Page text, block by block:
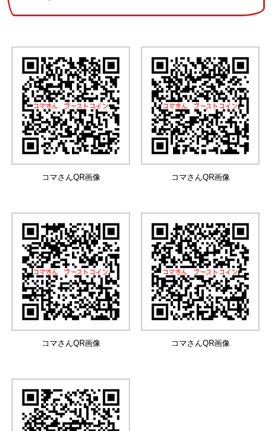
コマさんQR画像 コマさんQR画像
コマさんQR画像 コマさんQR画像